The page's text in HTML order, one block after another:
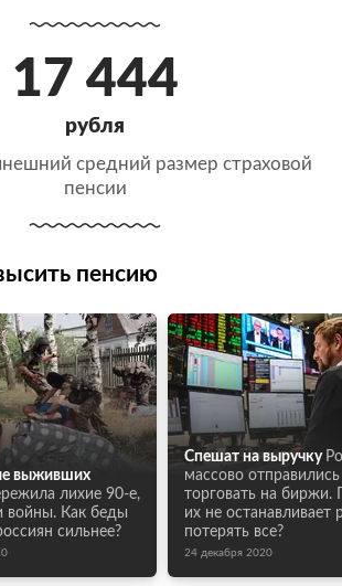
17 444
рубля
средний размер страховой
пенсии
пенсию
выживших
лихие 90-е,
войны. Как беды
сильнее?
Спешат на выручку
массово отправились
торговать на биржи.
их не останавливает
потерять все?
24 декабря 2020